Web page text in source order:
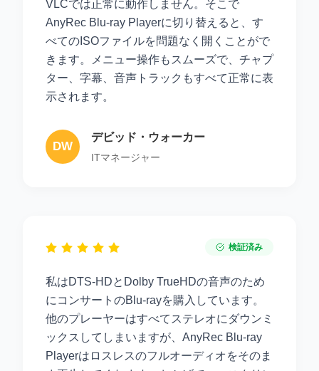
VLCでは正常に動作しません。そこで
AnyRec Blu-ray Playerに切り替えると、す
べてのISOファイルを問題なく開くことがで
きます。メニュー操作もスムーズで、チャプ
ター、字幕、音声トラックもすべて正常に表
示されます。
DW
デビッド・ウォーカー
ITマネージャー
検証済み
私はDTS-HDとDolby TrueHDの音声のため
にコンサートのBlu-rayを購入しています。
他のプレーヤーはすべてステレオにダウンミ
ックスしてしまいますが、AnyRec Blu-ray
Playerはロスレスのフルオーディオをそのま